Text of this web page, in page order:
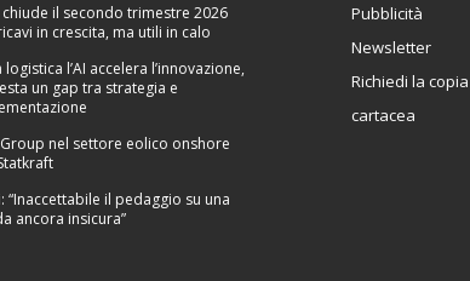
chiude il secondo trimestre 2026
in crescita, ma utili in calo
logistica l’AI accelera l’innovazione,
un gap tra strategia e
Group nel settore eolico onshore
“Inaccettabile il pedaggio su una
ancora insicura”
Pubblicità
Newsletter
Richiedi la copia
cartacea